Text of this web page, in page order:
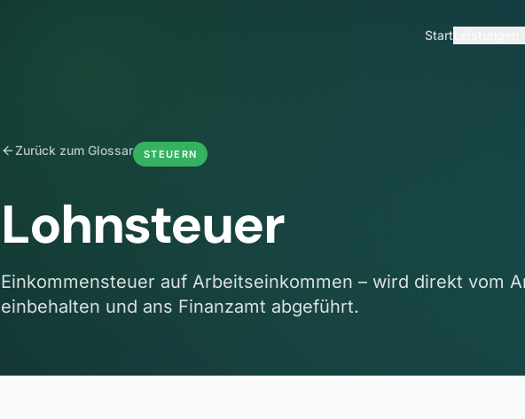
StartLeistungen
Zurück zum Glossar STEUERN
Lohnsteuer
Einkommensteuer auf Arbeitseinkommen – wird direkt vom
einbehalten und ans Finanzamt abgeführt.